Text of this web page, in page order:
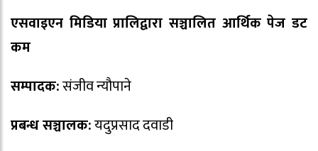
एसवाइएन मिडिया प्रालिद्वारा सञ्चालित आर्थिक पेज डट
कम
सम्पादक:संजीव न्यौपाने
प्रबन्ध सञ्चालक:यदुप्रसाद दवाडी